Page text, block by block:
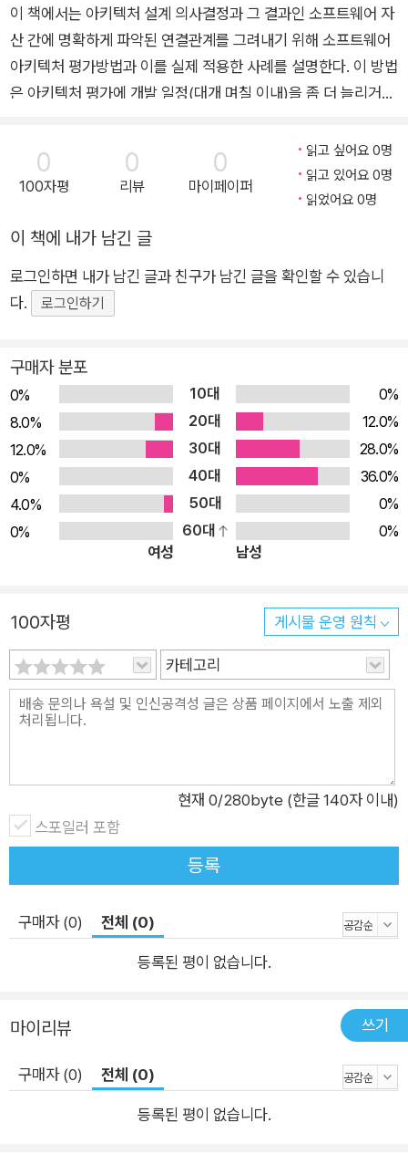
여하는 일에서부터 개발자와 테스터의 가이드 역할까지도 수행한다.
요약하면 아키텍트는 아키텍처를 올바로 이해하고 사용하는 데 필요
한 모든 일이 제대로 돌아가게 하는 역할을 해야 한다.
를 해결하는 데 올바른 것인지 최선을 다해야 한다. 즉 아키텍트는 아
키텍처가 제대로 기능을 수행해내는가와 마찬가지로 성능과 보안, 가
용성 등의 품질속성도 올바르게 달성됐는지를 파악하는 일이 중요하
이 책 『소프트웨어 아키텍처 평가』는 아키텍트가 이와 같은 업무 수
행을 하는 데 도움을 주기 위해 집필한 책이다. 한국어판이 출간된다
고 하니 기쁜 마음을 형언할 길 없다. 아무쪼록 이 책이 역동적으로 발
아울러 우리가 이 책을 쓸 때의 환희와 즐거움을 한국의 독자들도 느
끼게 되길 바란다.
이 책에서는 아키텍처 설계 의사결정과 그 결과인 소프트웨어 자
산 간에 명확하게 파악된 연결관계를 그려내기 위해 소프트웨어
아키텍처 평가방법과 이를 실제 적용한 사례를 설명한다. 이 방법
은 아키텍처 평가에 개발 일정(대개 며칠 이내)을 좀 더 늘리거나
사실을 보여준다. 또한 아키텍처 평가에 대한 개념적인 배경 소개
와 많은 정부기관과 업계에서 실제 수행됐던 내용을 기반으로 한
단계적 가이드도 제공한다. 특히 다음 세 가지 주요 평가방법을
설명한다. ■ 아키텍처 트레이드오프 분석방법 (ATAM) ■ 소프
트웨어 아키텍처 분석방법 (SAAM) ■ 중간설계에 대한 능동적
검토 (ARID) 이 책에서 다룬 상세한 사례연구를 통해 평가방법
을 실제 시스템에 적용했을 때의 가치를 보여주며, 보충설명을 통
로운 뒷이야기를 제공한다. 소프트웨어 엔지니어라면 어떻게 소
프트웨어 아키텍처 평가를 수행하는지를 반드시 알아야 한다. 이
책을 읽으면 아키텍처 평가에 대해 정리된 경험담을 통해 좀 더
쉽게 익힐 수 있을 것이다. ★ 이 책의 구성 ★ 이 책을 읽는 독자
는 아키텍처 이슈에는 능통하지만 아키텍처 평가는 실무 경험이
없다고 가정한다. 이 책은 다음과 같은 주제를 다룬다. ● 1장은
이 책에서 사용되는 공통적인 개념의 시작점을 잡고 용어를 정립
하기 위해 소프트웨어 아키텍처의 주제를 간단히 소개한다. ● 2
평가에서 어떤 실질적인 결과를 기대할 수 있을지를 논의한다. ●
3장은 이 책에서 설명할 방법 중 첫 번째며 가장 자세하게 다룬
아키텍처 트레이드오프 분석방법(ATAM)을 소개한다. 또한 ATA
M의 주요단계와 세부단계를 설명한다. ● 4장은 ATAM을 실제
시스템에 적용한 짧은 사례연구로서, 이를 통해 앞 장에서 배운
깔린 기본 개념과 관련된 소프트웨어 아키텍처 평가방법을 소개
한다. 여기에는 품질속성 특징화와 분석 질문과의 관계, 그리고
속성 기반의 아키텍처 스타일(ABAS) 등이 있다. ● 6장은 미 항
공 우주국(NASA)에서 운영되는 시스템에 적용된 ATAM을 자세
하고 심층적으로 소개한다. 이 사례연구는 4장에서 설명한 방법
의 세부단계와 유사하지만, 실무적이고 상세한 내용에 집중하고
있으며 경험 기반의 지침(즉 계획대로 진행되지 않을 때 무엇을
할지 등)을 제공한다. ● 7장은 변경용이성(그리고 이에 관련된
텍처를 평가하는 데 특화된 방법인 소프트웨어 아키텍처 분석방
법(SAAM)을 소개한다. SAAM을 적용한 검증된 사례연구도 살
펴본다. ● 8장은 아키텍처의 한 부분으로 제공되는 실행가능성
D)를 제공한다. ARID는 부분적인 설계를 평가하는 데 유용하다.
0
100자평
0
리뷰
0
마이페이퍼
읽고 싶어요 0명
읽고 있어요 0명
읽었어요 0명
이 책에 내가 남긴 글
로그인하면 내가 남긴 글과 친구가 남긴 글을 확인할 수 있습니
다.
로그인하기
구매자 분포
0% 10대
0%
8.0%
20대
12.0%
12.0%
30대
28.0%
0%
40대
36.0%
4.0%
50대
0%
0%
60대
0%
여성
남성
100자평 게시물 운영 원칙
카테고리
현재 0/280byte (한글 140자 이내)
스포일러 포함
등록
구매자 (0) 전체 (0)
등록된 평이 없습니다.
마이리뷰 쓰기
구매자 (0) 전체 (0)
등록된 평이 없습니다.